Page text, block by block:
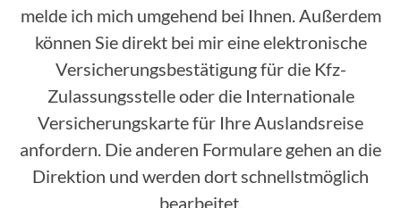
melde ich mich umgehend bei Ihnen. Außerdem
können Sie direkt bei mir eine elektronische
Versicherungsbestätigung für die Kfz-
Zulassungsstelle oder die Internationale
Versicherungskarte für Ihre Auslandsreise
anfordern. Die anderen Formulare gehen an die
Direktion und werden dort schnellstmöglich
bearbeitet.